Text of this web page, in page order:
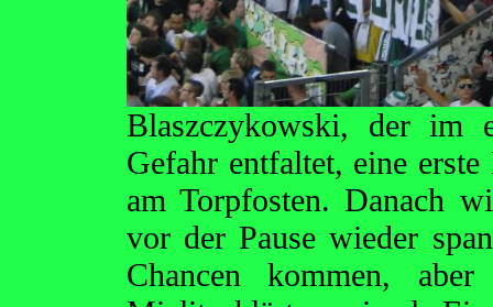
Blaszczykowski, der im
Gefahr entfaltet, eine
am Torpfosten. Danach
vor der Pause wieder
Chancen kommen, aber